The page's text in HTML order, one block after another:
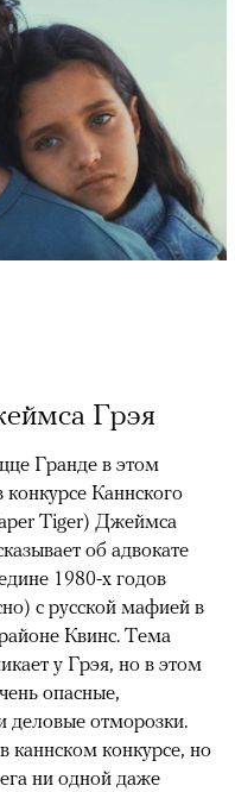
Грэя
Гранде в этом
Каннского
Tiger) Джеймса
об адвокате
1980-х годов
с русской мафией в
Квинс. Тема
у Грэя, но в этом
опасные,
деловые отморозки.
каннском конкурсе, но
ни одной даже